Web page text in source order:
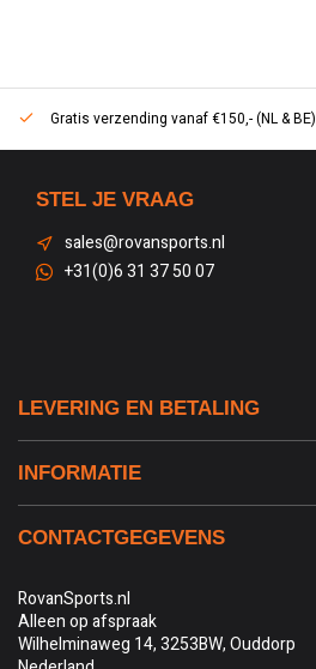
Gratis verzending vanaf €150,- (NL & BE)
STEL JE VRAAG
sales@rovansports.nl
+31(0)6 31 37 50 07
LEVERING EN BETALING
INFORMATIE
CONTACTGEGEVENS
RovanSports.nl
Alleen op afspraak
Wilhelminaweg 14, 3253BW, Ouddorp